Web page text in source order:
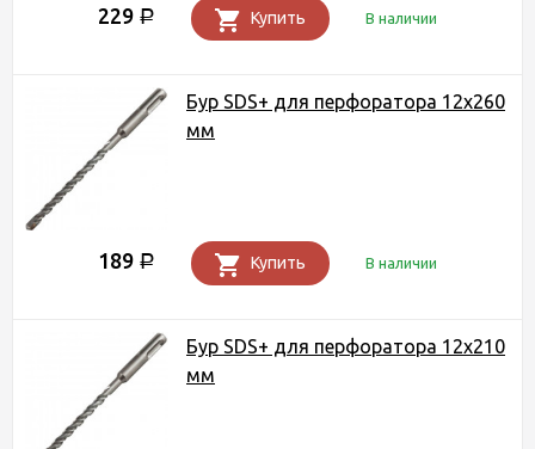
229 Р Купить В наличии
Бур SDS+ для перфоратора 12х260
мм
189 Р Купить В наличии
Бур SDS+ для перфоратора 12х210
мм